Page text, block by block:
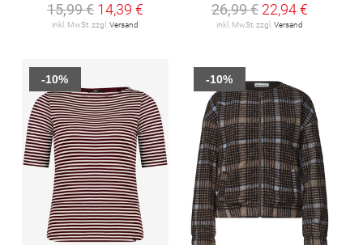
15,99 € 14,39 €
inkl. MwSt. zzgl. Versand
26,99 € 22,94 €
inkl. MwSt. zzgl. Versand
-10% -10%